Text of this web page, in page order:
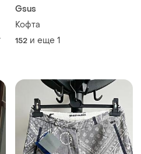
Gsus
Кофта
152 и еще 1